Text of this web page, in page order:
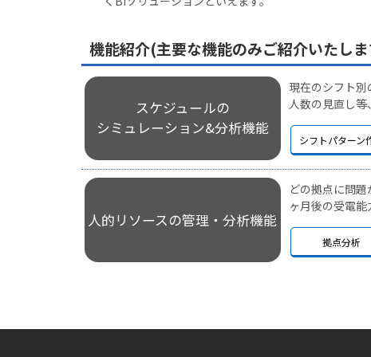
機能紹介(主要な機能のみご紹介いたし
スケジュールの
シミュレーション&分析機能
現在のシフト
人数の見直し等
シフトパターン
人的リソースの管理・分析機能
どの拠点に問
ヶ月後の受電能
拠点分析